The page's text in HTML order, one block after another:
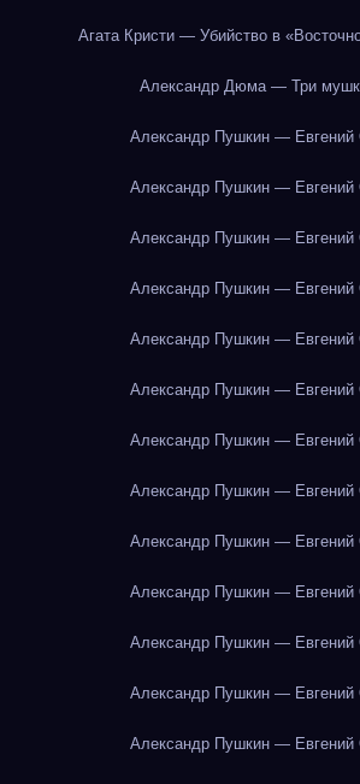
Агата Кристи — Убийство в
Александр Дюма — Три
Александр Пушкин — Евгений
Александр Пушкин — Евгений
Александр Пушкин — Евгений
Александр Пушкин — Евгений
Александр Пушкин — Евгений
Александр Пушкин — Евгений
Александр Пушкин — Евгений
Александр Пушкин — Евгений
Александр Пушкин — Евгений
Александр Пушкин — Евгений
Александр Пушкин — Евгений
Александр Пушкин — Евгений
Александр Пушкин — Евгений